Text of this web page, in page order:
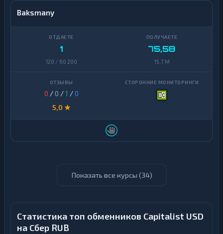
Baksmany
1
120 / 60 200
75,58
15,7 M
0 / 0 /1 /0
5,0 ★
Показать все курсы (34)
Статистика топ обменников Capitalist USD
на Сбер RUB